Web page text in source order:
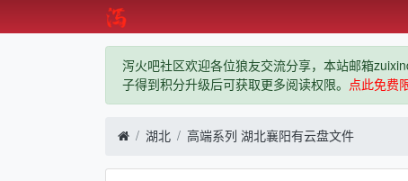
泻火吧社区欢迎各位狼友交流分享，本站邮箱
子得到积分升级后可获取更多阅读权限。 点此免费
湖北 高端系列 湖北襄阳有云盘文件